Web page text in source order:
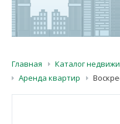
Главная Каталог
Аренда квартир